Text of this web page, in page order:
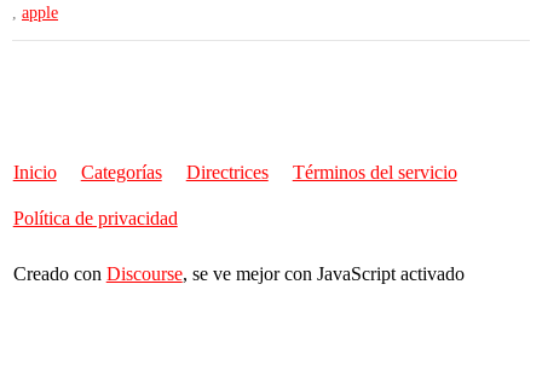
, apple
Inicio Categorías Directrices Términos del servicio
Política de privacidad
Creado con Discourse, se ve mejor con JavaScript activado